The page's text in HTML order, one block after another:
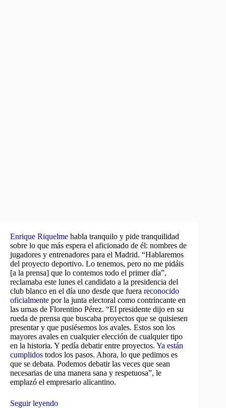
Enrique Riquelme habla tranquilo y pide tranquilidad
sobre lo que más espera el aficionado de él: nombres de
jugadores y entrenadores para el Madrid. “Hablaremos
del proyecto deportivo. Lo tenemos, pero no me pidáis
[a la prensa] que lo contemos todo el primer día”,
reclamaba este lunes el candidato a la presidencia del
club blanco en el día uno desde que fuera reconocido
oficialmente por la junta electoral como contrincante en
las urnas de Florentino Pérez. “El presidente dijo en su
rueda de prensa que buscaba proyectos que se quisiesen
presentar y que pusiésemos los avales. Estos son los
mayores avales en cualquier elección de cualquier tipo
en la historia. Y pedía debatir entre proyectos. Ya están
cumplidos todos los pasos. Ahora, lo que pedimos es
que se debata. Podemos debatir las veces que sean
necesarias de una manera sana y respetuosa”, le
emplazó el empresario alicantino.
Seguir leyendo